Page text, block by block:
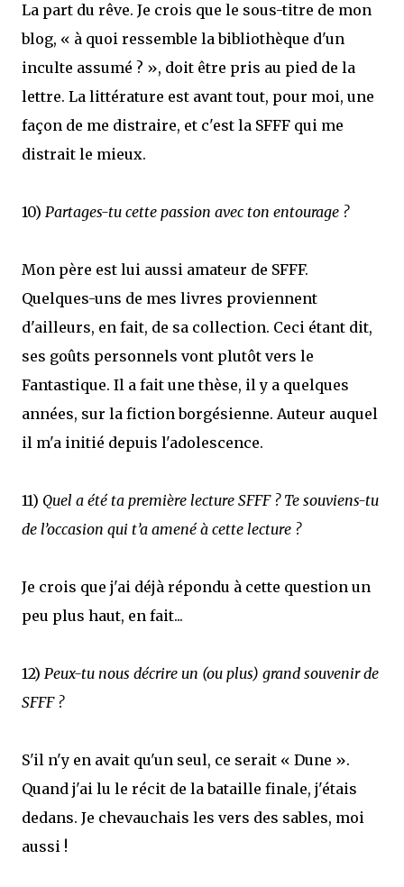
La part du rêve. Je crois que le sous-titre de mon
blog, « à quoi ressemble la bibliothèque d'un
inculte assumé ? », doit être pris au pied de la
lettre. La littérature est avant tout, pour moi, une
façon de me distraire, et c'est la SFFF qui me
distrait le mieux.
10) Partages-tu cette passion avec ton entourage ?
Mon père est lui aussi amateur de SFFF.
Quelques-uns de mes livres proviennent
d'ailleurs, en fait, de sa collection. Ceci étant dit,
ses goûts personnels vont plutôt vers le
Fantastique. Il a fait une thèse, il y a quelques
années, sur la fiction borgésienne. Auteur auquel
il m'a initié depuis l'adolescence.
11) Quel a été ta première lecture SFFF ? Te souviens-tu
de l’occasion qui t’a amené à cette lecture ?
Je crois que j'ai déjà répondu à cette question un
peu plus haut, en fait...
12) Peux-tu nous décrire un (ou plus) grand souvenir de
SFFF ?
S'il n'y en avait qu'un seul, ce serait « Dune ».
Quand j'ai lu le récit de la bataille finale, j'étais
dedans. Je chevauchais les vers des sables, moi
aussi !